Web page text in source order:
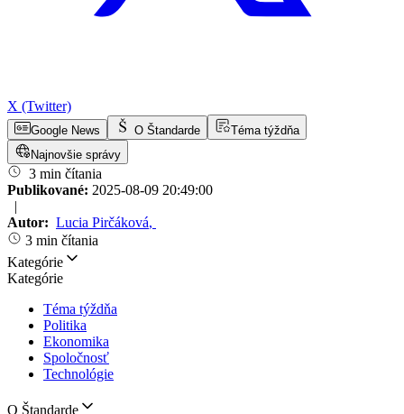
X (Twitter)
Google News O Štandarde
Téma týždňa
Najnovšie správy
3 min čítania
Publikované: 2025-08-09 20:49:00
|
Autor: Lucia Pirčáková,
3 min čítania
Kategórie
Kategórie
Téma týždňa
Politika
Ekonomika
Spoločnosť
Technológie
O Štandarde